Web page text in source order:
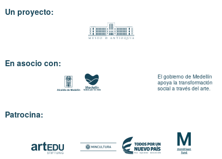
Un proyecto:
En asocio con:
El gobierno de Medellín
apoya la transformación
social a través del arte.
Patrocina: